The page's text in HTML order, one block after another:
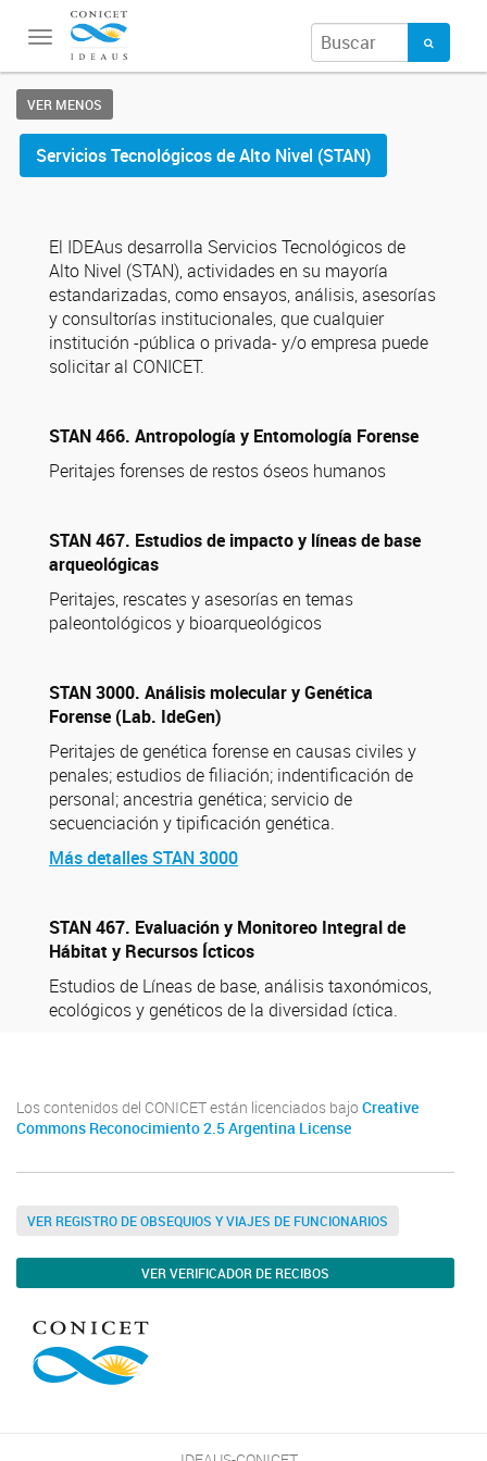
Toggle
navigation
VER MENOS
Servicios Tecnológicos de Alto Nivel (STAN)
El IDEAus desarrolla Servicios Tecnológicos de
Alto Nivel (STAN), actividades en su mayoría
estandarizadas, como ensayos, análisis, asesorías
y consultorías institucionales, que cualquier
institución -pública o privada- y/o empresa puede
solicitar al CONICET.
STAN 466. Antropología y Entomología Forense
Peritajes forenses de restos óseos humanos
STAN 467. Estudios de impacto y líneas de base
arqueológicas
Peritajes, rescates y asesorías en temas
paleontológicos y bioarqueológicos
STAN 3000. Análisis molecular y Genética
Forense (Lab. IdeGen)
Peritajes de genética forense en causas civiles y
penales; estudios de filiación; indentificación de
personal; ancestria genética; servicio de
secuenciación y tipificación genética.
Más detalles STAN 3000
STAN 467. Evaluación y Monitoreo Integral de
Hábitat y Recursos Ícticos
Estudios de Líneas de base, análisis taxonómicos,
ecológicos y genéticos de la diversidad íctica.
Los contenidos del CONICET están licenciados bajo Creative
Commons Reconocimiento 2.5 Argentina License
VER REGISTRO DE OBSEQUIOS Y VIAJES DE FUNCIONARIOS
VER VERIFICADOR DE RECIBOS